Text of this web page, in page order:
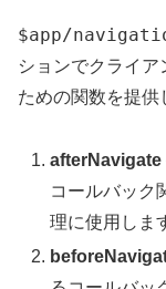
$app/
ションでクライ
ための関数を提供
afterNavigate
コールバック
理に使用しま